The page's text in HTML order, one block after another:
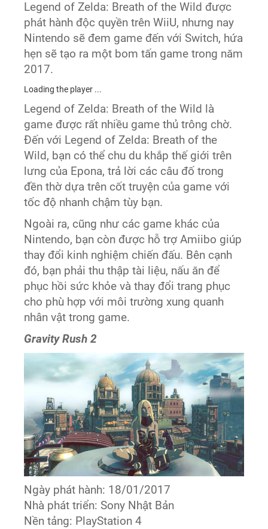
Legend of Zelda: Breath of the Wild được
phát hành độc quyền trên WiiU, nhưng nay
Nintendo sẽ đem game đến với Switch, hứa
hẹn sẽ tạo ra một bom tấn game trong năm
2017.
Loading the player ...
Legend of Zelda: Breath of the Wild là
game được rất nhiều game thủ trông chờ.
Đến với Legend of Zelda: Breath of the
Wild, bạn có thể chu du khắp thế giới trên
lưng của Epona, trả lời các câu đố trong
đền thờ dựa trên cốt truyện của game với
tốc độ nhanh chậm tùy bạn.
Ngoài ra, cũng như các game khác của
Nintendo, bạn còn được hỗ trợ Amiibo giúp
thay đổi kinh nghiệm chiến đấu. Bên cạnh
đó, bạn phải thu thập tài liệu, nấu ăn để
phục hồi sức khỏe và thay đổi trang phục
cho phù hợp với môi trường xung quanh
nhân vật trong game.
Gravity Rush 2
Ngày phát hành: 18/01/2017
Nhà phát triển: Sony Nhật Bản
Nền tảng: PlayStation 4